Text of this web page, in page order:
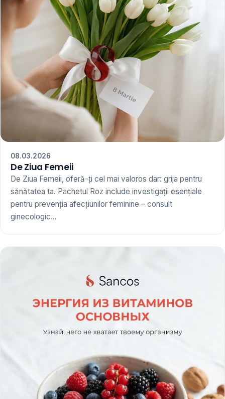
08.03.2026
De Ziua Femeii
De Ziua Femeii, oferă-ți cel mai valoros dar: grija pentru
sănătatea ta. Pachetul Roz include investigații esențiale
pentru prevenția afecțiunilor feminine – consult
ginecologic...